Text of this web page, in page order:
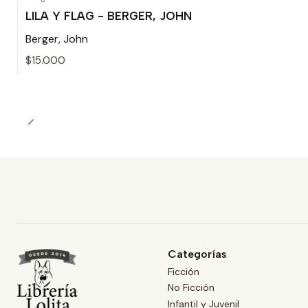
LILA Y FLAG - BERGER, JOHN
Berger, John
$15.000
Categorías
Ficción
No Ficción
Infantil y Juvenil